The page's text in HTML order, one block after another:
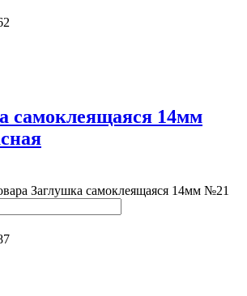
самоклеящаяся 14мм
Заглушка самоклеящаяся 14мм №21